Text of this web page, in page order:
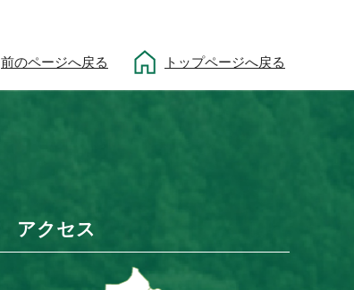
前のページへ戻る トップページへ戻る
アクセス